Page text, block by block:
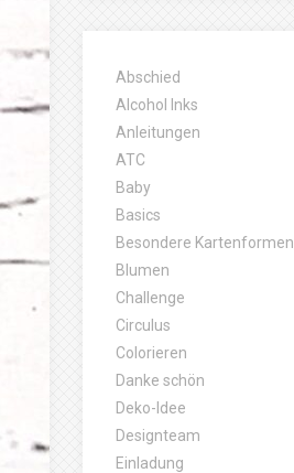
Abschied
Alcohol Inks
Anleitungen
ATC
Baby
Basics
Besondere Kartenformen
Blumen
Challenge
Circulus
Colorieren
Danke schön
Deko-Idee
Designteam
Einladung